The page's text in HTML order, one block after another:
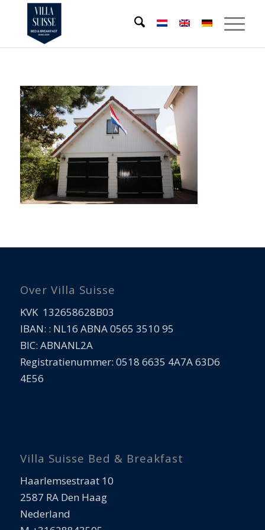
Over Villa Suisse
KVK 132658628B03
IBAN: : NL16 ABNA 0565 3510 95
BIC: ABNANL2A
Registratienummer: 0518 6635 4A7A 63D6
4E56
Villa Suisse Bed & Breakfast
Haarlemsestraat 10
2587 RA Den Haag
Nederland